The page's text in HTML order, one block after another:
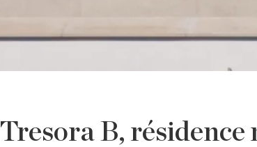
Tresora B, résidence